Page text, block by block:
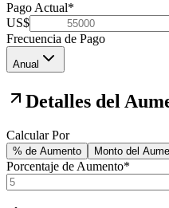
Pago Actual*
US$
Frecuencia de Pago
Anual
Detalles del
Calcular Por
% de Aumento Monto del
Porcentaje de Aumento*